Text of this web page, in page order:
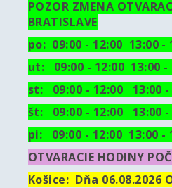
POZOR ZMENA
BRATISLAVE
po: 09:00 - 12:00 13:00 -
ut: 09:00 - 12:00 13:00 -
st: 09:00 - 12:00 13:00 -
št: 09:00 - 12:00 13:00 -
pi: 09:00 - 12:00 13:00 -
OTVARACIE HODINY
Košice: Dňa 06.08.2026